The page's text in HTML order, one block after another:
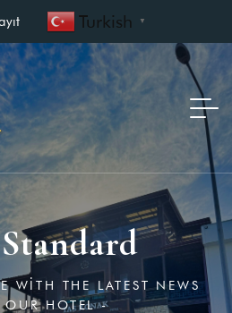
Turkish ▼
WITH THE LATEST NEWS
OUR HOTEL -